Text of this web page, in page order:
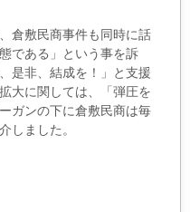
倉敷民商事件も同時に話
である」という事を訴
是非、結成を！」と支援
大に関しては、「弾圧を
ガンの下に倉敷民商は毎
しました。